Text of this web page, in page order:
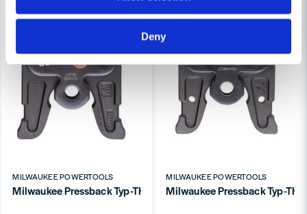
Deny
MILWAUKEE POWERTOOLS
Milwaukee Pressback Typ-TH M18 Ø20mm
MILWAUKEE POWERTOOLS
Milwaukee Pressback Typ-TH